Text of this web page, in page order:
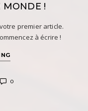
MONDE !
premier article.
à écrire !
0